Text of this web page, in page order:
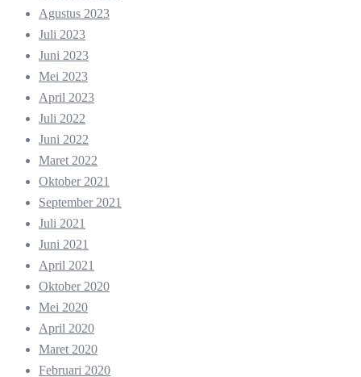
Agustus 2023
Juli 2023
Juni 2023
Mei 2023
April 2023
Juli 2022
Juni 2022
Maret 2022
Oktober 2021
September 2021
Juli 2021
Juni 2021
April 2021
Oktober 2020
Mei 2020
April 2020
Maret 2020
Februari 2020